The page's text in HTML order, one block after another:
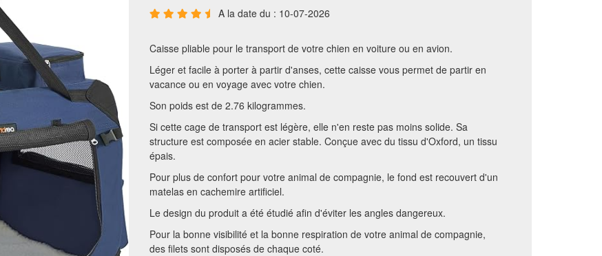
A la date du : 10-07-2026
Caisse pliable pour le transport de votre chien en voiture ou en avion.
Léger et facile à porter à partir d'anses, cette caisse vous permet de partir en
vacance ou en voyage avec votre chien.
Son poids est de 2.76 kilogrammes.
Si cette cage de transport est légère, elle n'en reste pas moins solide. Sa
structure est composée en acier stable. Conçue avec du tissu d'Oxford, un tissu
épais.
Pour plus de confort pour votre animal de compagnie, le fond est recouvert d'un
matelas en cachemire artificiel.
Le design du produit a été étudié afin d'éviter les angles dangereux.
Pour la bonne visibilité et la bonne respiration de votre animal de compagnie,
des filets sont disposés de chaque coté.